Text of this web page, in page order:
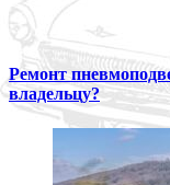
Ремонт
владельцу?